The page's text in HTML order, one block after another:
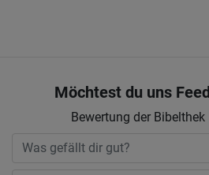
Möchtest du uns
Bewertung der Bibelthek